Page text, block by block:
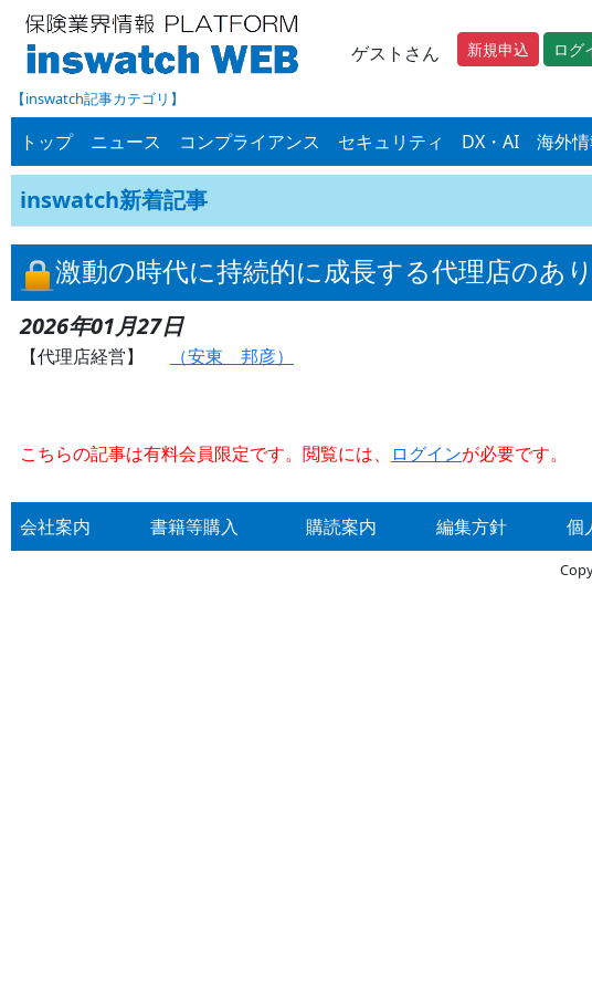
ゲストさん 新規申込 ログ
【inswatch記事カテゴリ】
トップ ニュース コンプライアンス セキュリティ DX・AI 海外
inswatch新着記事
激動の時代に持続的に成長する代理店のあ
2026年01月27日
【代理店経営】 （安東 邦彦）
こちらの記事は有料会員限定です。閲覧には、 ログインが必要です。
会社案内 書籍等購入 購読案内 編集方針 個